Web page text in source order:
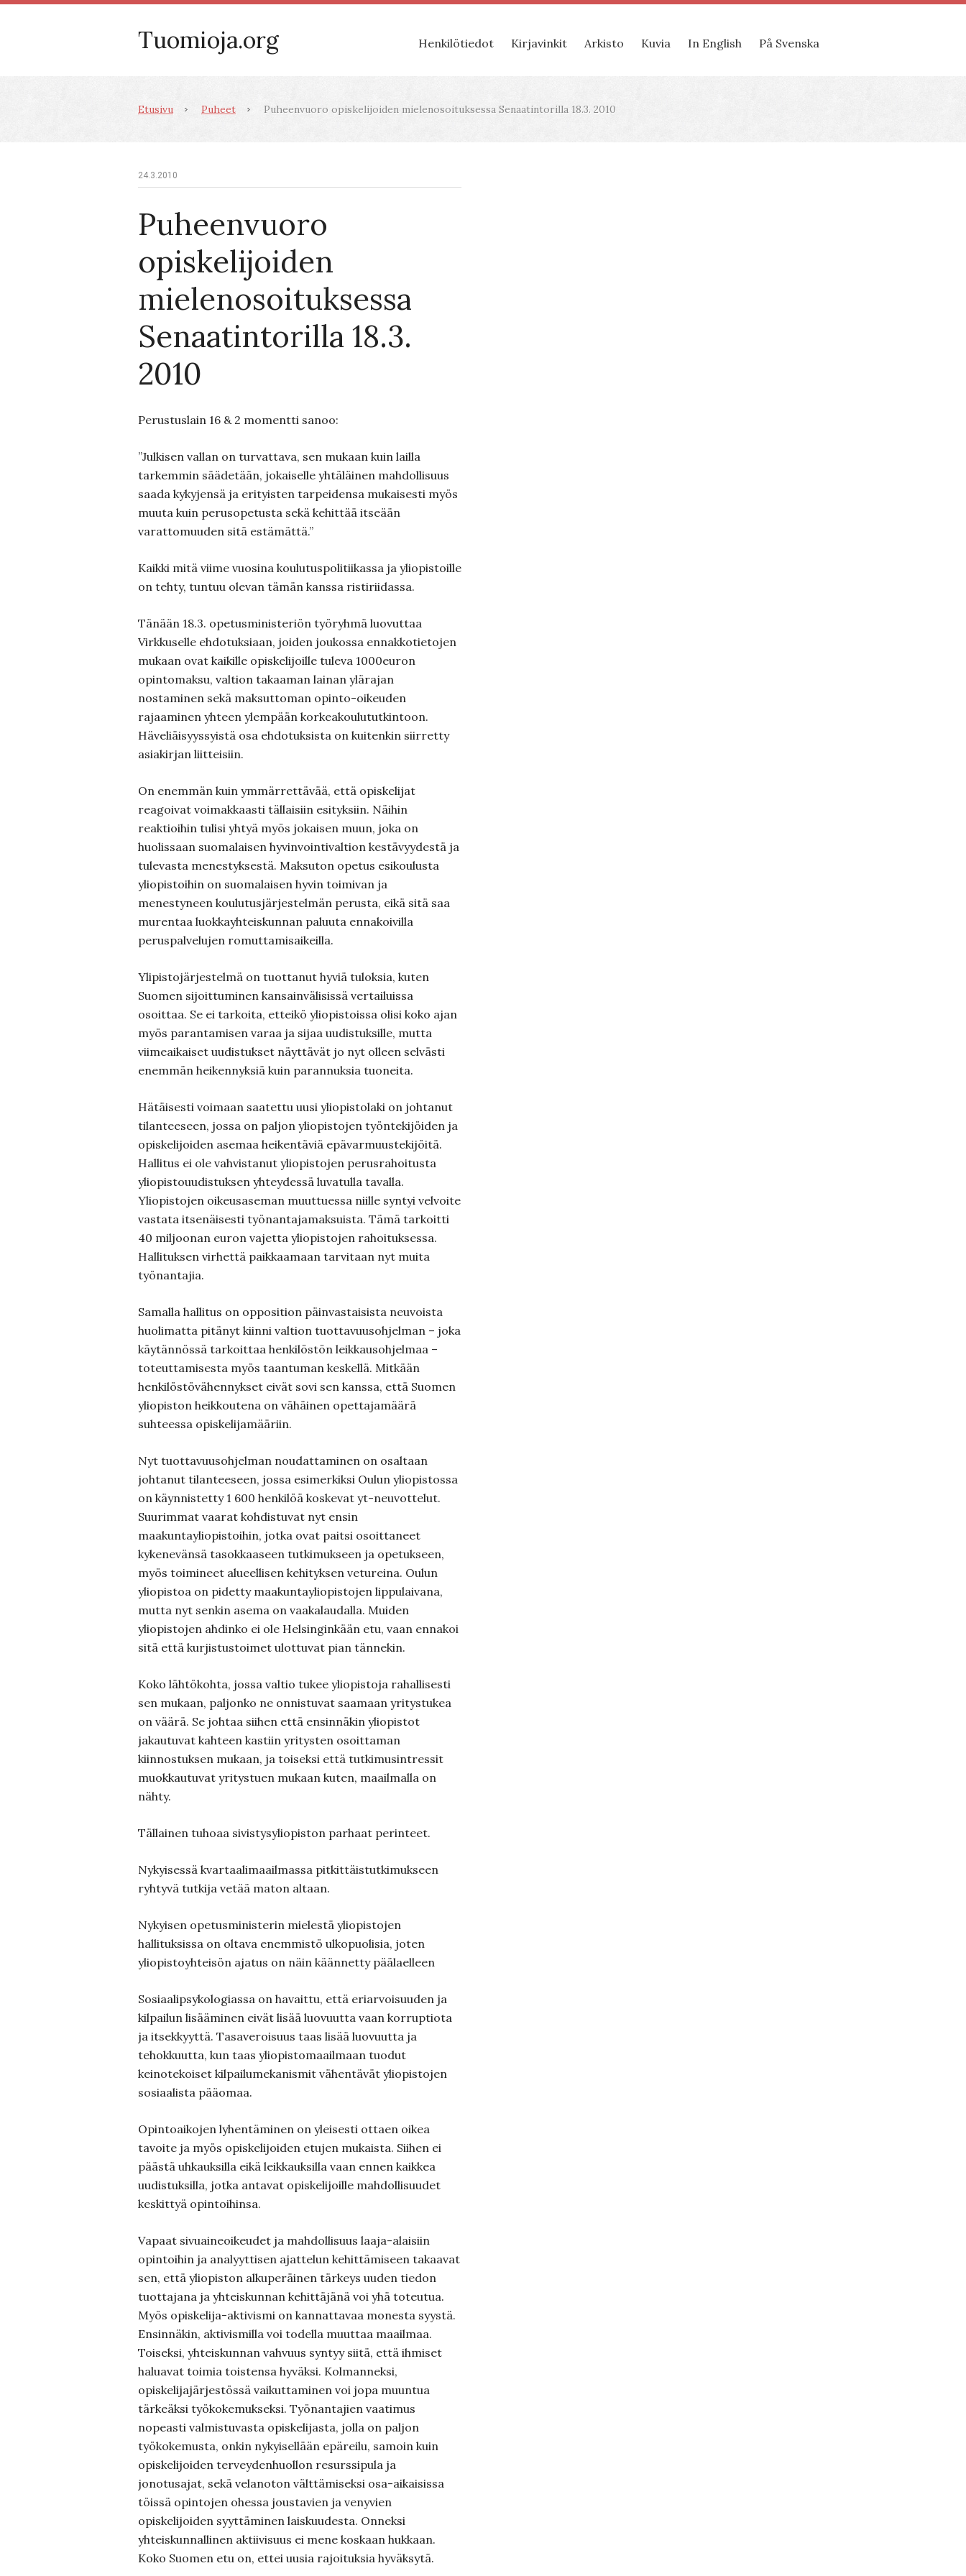
Tuomioja.org Henkilötiedot Kirjavinkit Arkisto Kuvia In English På Svenska
Etusivu Puheet Puheenvuoro opiskelijoiden mielenosoituksessa Senaatintorilla 18.3. 2010
24.3.2010
Puheenvuoro
opiskelijoiden
mielenosoituksessa
Senaatintorilla 18.3.
2010
Perustuslain 16 & 2 momentti sanoo:
”Julkisen vallan on turvattava, sen mukaan kuin lailla
tarkemmin säädetään, jokaiselle yhtäläinen mahdollisuus
saada kykyjensä ja erityisten tarpeidensa mukaisesti myös
muuta kuin perusopetusta sekä kehittää itseään
varattomuuden sitä estämättä.”
Kaikki mitä viime vuosina koulutuspolitiikassa ja yliopistoille
on tehty, tuntuu olevan tämän kanssa ristiriidassa.
Tänään 18.3. opetusministeriön työryhmä luovuttaa
Virkkuselle ehdotuksiaan, joiden joukossa ennakkotietojen
mukaan ovat kaikille opiskelijoille tuleva 1000euron
opintomaksu, valtion takaaman lainan ylärajan
nostaminen sekä maksuttoman opinto-oikeuden
rajaaminen yhteen ylempään korkeakoulututkintoon.
Häveliäisyyssyistä osa ehdotuksista on kuitenkin siirretty
asiakirjan liitteisiin.
On enemmän kuin ymmärrettävää, että opiskelijat
reagoivat voimakkaasti tällaisiin esityksiin. Näihin
reaktioihin tulisi yhtyä myös jokaisen muun, joka on
huolissaan suomalaisen hyvinvointivaltion kestävyydestä ja
tulevasta menestyksestä. Maksuton opetus esikoulusta
yliopistoihin on suomalaisen hyvin toimivan ja
menestyneen koulutusjärjestelmän perusta, eikä sitä saa
murentaa luokkayhteiskunnan paluuta ennakoivilla
peruspalvelujen romuttamisaikeilla.
Ylipistojärjestelmä on tuottanut hyviä tuloksia, kuten
Suomen sijoittuminen kansainvälisissä vertailuissa
osoittaa. Se ei tarkoita, etteikö yliopistoissa olisi koko ajan
myös parantamisen varaa ja sijaa uudistuksille, mutta
viimeaikaiset uudistukset näyttävät jo nyt olleen selvästi
enemmän heikennyksiä kuin parannuksia tuoneita.
Hätäisesti voimaan saatettu uusi yliopistolaki on johtanut
tilanteeseen, jossa on paljon yliopistojen työntekijöiden ja
opiskelijoiden asemaa heikentäviä epävarmuustekijöitä.
Hallitus ei ole vahvistanut yliopistojen perusrahoitusta
yliopistouudistuksen yhteydessä luvatulla tavalla.
Yliopistojen oikeusaseman muuttuessa niille syntyi velvoite
vastata itsenäisesti työnantajamaksuista. Tämä tarkoitti
40 miljoonan euron vajetta yliopistojen rahoituksessa.
Hallituksen virhettä paikkaamaan tarvitaan nyt muita
työnantajia.
Samalla hallitus on opposition päinvastaisista neuvoista
huolimatta pitänyt kiinni valtion tuottavuusohjelman – joka
käytännössä tarkoittaa henkilöstön leikkausohjelmaa –
toteuttamisesta myös taantuman keskellä. Mitkään
henkilöstövähennykset eivät sovi sen kanssa, että Suomen
yliopiston heikkoutena on vähäinen opettajamäärä
suhteessa opiskelijamääriin.
Nyt tuottavuusohjelman noudattaminen on osaltaan
johtanut tilanteeseen, jossa esimerkiksi Oulun yliopistossa
on käynnistetty 1 600 henkilöä koskevat yt-neuvottelut.
Suurimmat vaarat kohdistuvat nyt ensin
maakuntayliopistoihin, jotka ovat paitsi osoittaneet
kykenevänsä tasokkaaseen tutkimukseen ja opetukseen,
myös toimineet alueellisen kehityksen vetureina. Oulun
yliopistoa on pidetty maakuntayliopistojen lippulaivana,
mutta nyt senkin asema on vaakalaudalla. Muiden
yliopistojen ahdinko ei ole Helsinginkään etu, vaan ennakoi
sitä että kurjistustoimet ulottuvat pian tännekin.
Koko lähtökohta, jossa valtio tukee yliopistoja rahallisesti
sen mukaan, paljonko ne onnistuvat saamaan yritystukea
on väärä. Se johtaa siihen että ensinnäkin yliopistot
jakautuvat kahteen kastiin yritysten osoittaman
kiinnostuksen mukaan, ja toiseksi että tutkimusintressit
muokkautuvat yritystuen mukaan kuten, maailmalla on
nähty.
Tällainen tuhoaa sivistysyliopiston parhaat perinteet.
Nykyisessä kvartaalimaailmassa pitkittäistutkimukseen
ryhtyvä tutkija vetää maton altaan.
Nykyisen opetusministerin mielestä yliopistojen
hallituksissa on oltava enemmistö ulkopuolisia, joten
yliopistoyhteisön ajatus on näin käännetty päälaelleen
Sosiaalipsykologiassa on havaittu, että eriarvoisuuden ja
kilpailun lisääminen eivät lisää luovuutta vaan korruptiota
ja itsekkyyttä. Tasaveroisuus taas lisää luovuutta ja
tehokkuutta, kun taas yliopistomaailmaan tuodut
keinotekoiset kilpailumekanismit vähentävät yliopistojen
sosiaalista pääomaa.
Opintoaikojen lyhentäminen on yleisesti ottaen oikea
tavoite ja myös opiskelijoiden etujen mukaista. Siihen ei
päästä uhkauksilla eikä leikkauksilla vaan ennen kaikkea
uudistuksilla, jotka antavat opiskelijoille mahdollisuudet
keskittyä opintoihinsa.
Vapaat sivuaineoikeudet ja mahdollisuus laaja-alaisiin
opintoihin ja analyyttisen ajattelun kehittämiseen takaavat
sen, että yliopiston alkuperäinen tärkeys uuden tiedon
tuottajana ja yhteiskunnan kehittäjänä voi yhä toteutua.
Myös opiskelija-aktivismi on kannattavaa monesta syystä.
Ensinnäkin, aktivismilla voi todella muuttaa maailmaa.
Toiseksi, yhteiskunnan vahvuus syntyy siitä, että ihmiset
haluavat toimia toistensa hyväksi. Kolmanneksi,
opiskelijajärjestössä vaikuttaminen voi jopa muuntua
tärkeäksi työkokemukseksi. Työnantajien vaatimus
nopeasti valmistuvasta opiskelijasta, jolla on paljon
työkokemusta, onkin nykyisellään epäreilu, samoin kuin
opiskelijoiden terveydenhuollon resurssipula ja
jonotusajat, sekä velanoton välttämiseksi osa-aikaisissa
töissä opintojen ohessa joustavien ja venyvien
opiskelijoiden syyttäminen laiskuudesta. Onneksi
yhteiskunnallinen aktiivisuus ei mene koskaan hukkaan.
Koko Suomen etu on, ettei uusia rajoituksia hyväksytä.